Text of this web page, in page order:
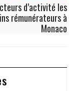
d’activité les
rémunérateurs à
Monaco